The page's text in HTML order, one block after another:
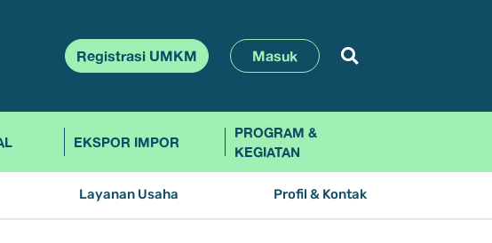
Registrasi UMKM Masuk
EKSPOR IMPOR
PROGRAM &
KEGIATAN
Layanan Usaha Profil & Kontak